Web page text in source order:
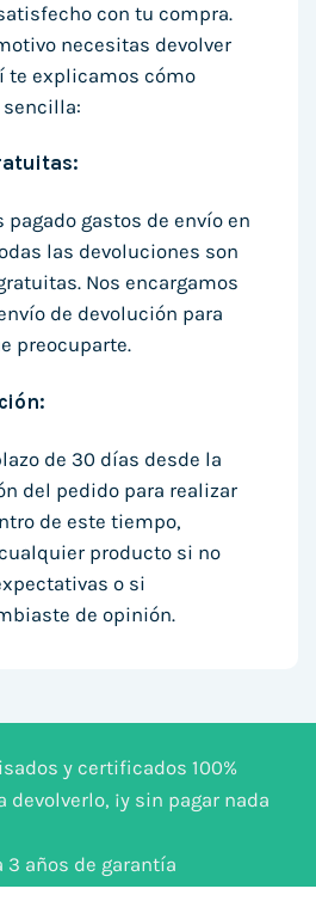
con tu compra.
necesitas devolver
te explicamos cómo
sencilla:
gastos de envío en
las devoluciones son
Nos encargamos
de devolución para
preocuparte.
de 30 días desde la
del pedido para realizar
de este tiempo,
producto si no
o si
de opinión.
y certificados 100%
devolverlo, ¡y sin pagar nada
3 años de garantía